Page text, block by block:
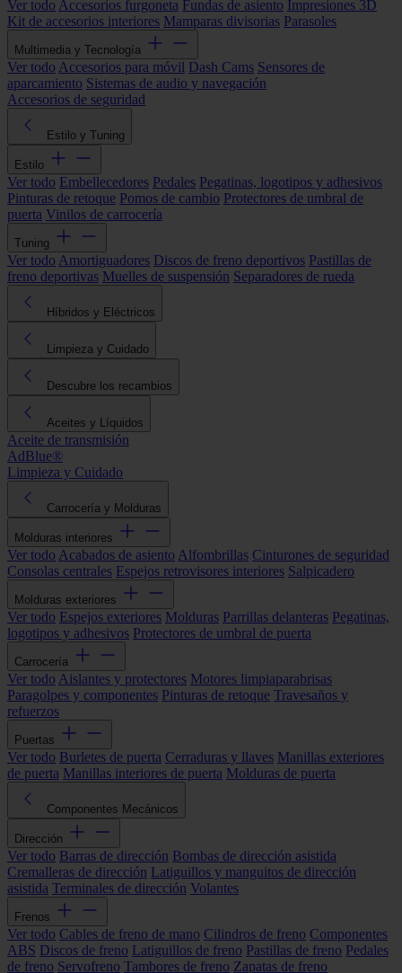
Ver todo Accesorios furgoneta Fundas de asiento Impresiones 3D
Kit de accesorios interiores Mamparas divisorias Parasoles
Multimedia y Tecnología
Ver todo Accesorios para móvil Dash Cams Sensores de
aparcamiento Sistemas de audio y navegación
Accesorios de seguridad
Estilo y Tuning
Estilo
Ver todo Embellecedores Pedales Pegatinas, logotipos y adhesivos
Pinturas de retoque Pomos de cambio Protectores de umbral de
puerta Vinilos de carrocería
Tuning
Ver todo Amortiguadores Discos de freno deportivos Pastillas de
freno deportivas Muelles de suspensión Separadores de rueda
Híbridos y Eléctricos
Limpieza y Cuidado
Descubre los recambios
Aceites y Líquidos
Aceite de transmisión
AdBlue®
Limpieza y Cuidado
Carrocería y Molduras
Molduras interiores
Ver todo Acabados de asiento Alfombrillas Cinturones de seguridad
Consolas centrales Espejos retrovisores interiores Salpicadero
Molduras exteriores
Ver todo Espejos exteriores Molduras Parrillas delanteras Pegatinas,
logotipos y adhesivos Protectores de umbral de puerta
Carrocería
Ver todo Aislantes y protectores Motores limpiaparabrisas
Paragolpes y componentes Pinturas de retoque Travesaños y
refuerzos
Puertas
Ver todo Burletes de puerta Cerraduras y llaves Manillas exteriores
de puerta Manillas interiores de puerta Molduras de puerta
Componentes Mecánicos
Dirección
Ver todo Barras de dirección Bombas de dirección asistida
Cremalleras de dirección Latiguillos y manguitos de dirección
asistida Terminales de dirección Volantes
Frenos
Ver todo Cables de freno de mano Cilindros de freno Componentes
ABS Discos de freno Latiguillos de freno Pastillas de freno Pedales
de freno Servofreno Tambores de freno Zapatas de freno